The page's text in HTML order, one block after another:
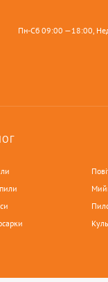
Пн-Сб 09:00 —18:00,